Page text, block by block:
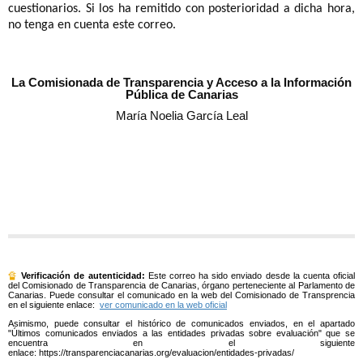
cuestionarios. Si los ha remitido con posterioridad a dicha hora,
no tenga en cuenta este correo.
La Comisionada de Transparencia y Acceso a la Información
Pública de Canarias
María Noelia García Leal
🔏Verificación de autenticidad: Este correo ha sido enviado desde la cuenta oficial
del Comisionado de Transparencia de Canarias, órgano perteneciente al Parlamento de
Canarias. Puede consultar el comunicado en la web del Comisionado de Transprencia
en el siguiente enlace: ver comunicado en la web oficial
Asimismo, puede consultar el histórico de comunicados enviados, en el apartado
"Últimos comunicados enviados a las entidades privadas sobre evaluación" que se
encuentra en el siguiente
enlace: https://transparenciacanarias.org/evaluacion/entidades-privadas/